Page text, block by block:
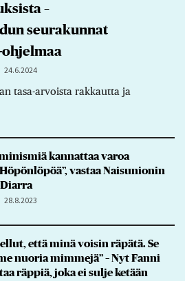
–
seurakunnat
24.6.2024
tasa-arvoista rakkautta ja
kannattaa varoa
vastaa Naisunionin
28.8.2023
että minä voisin räpätä. Se
nuoria mimmejä” – Nyt Fanni
räppiä, joka ei sulje ketään